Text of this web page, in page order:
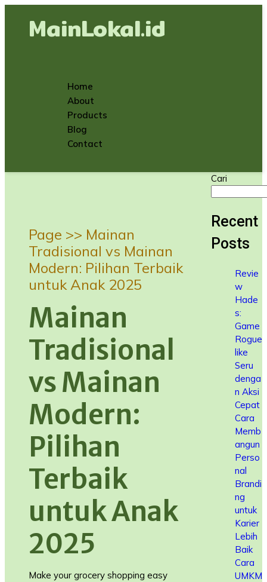
MainLokal.id
Home
About
Products
Blog
Contact
Page >> Mainan
Tradisional vs Mainan
Modern: Pilihan Terbaik
untuk Anak 2025
Mainan
Tradisional
vs Mainan
Modern:
Pilihan
Terbaik
untuk Anak
2025
Make your grocery shopping easy
Cari
Recent
Posts
Revie
w
Hade
s:
Game
Rogue
like
Seru
denga
n Aksi
Cepat
Cara
Memb
angun
Perso
nal
Brandi
ng
untuk
Karier
Lebih
Baik
Cara
UMKM